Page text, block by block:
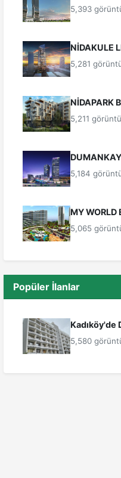
5,393
NİDAKULE
5,281
NİDAPARK
5,211
5,184
MY WORLD
5,065
Popüler İlanlar
Kadıköy'de
5,580